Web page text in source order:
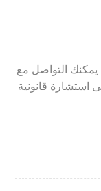
يمكنك التواصل مع
للحصول على استشارة قانونية